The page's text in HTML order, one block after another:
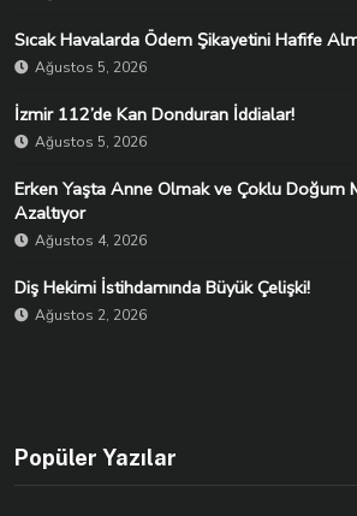
Sıcak Havalarda Ödem Şikayetini Hafife
Ağustos 5, 2026
İzmir 112’de Kan Donduran İddialar!
Ağustos 5, 2026
Erken Yaşta Anne Olmak ve Çoklu Doğum
Azaltıyor
Ağustos 4, 2026
Diş Hekimi İstihdamında Büyük Çelişki!
Ağustos 2, 2026
Popüler Yazılar